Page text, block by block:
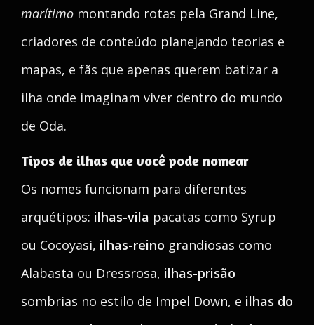
marítimo montando rotas pela Grand Line,
criadores de conteúdo planejando teorias e
mapas, e fãs que apenas querem batizar a
ilha onde imaginam viver dentro do mundo
de Oda.
Tipos de ilhas que você pode nomear
Os nomes funcionam para diferentes
arquétipos: ilhas-vila pacatas como Syrup
ou Cocoyasi, ilhas-reino grandiosas como
Alabasta ou Dressrosa, ilhas-prisão
sombrias no estilo de Impel Down, e ilhas do